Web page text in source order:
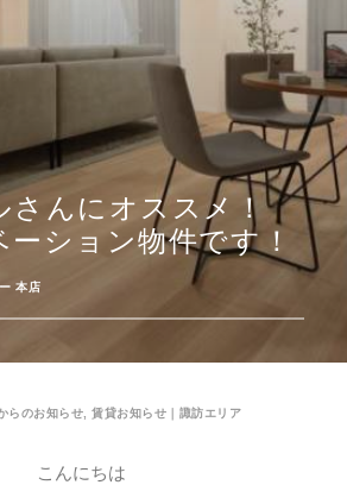
閲覧履歴
んにオススメ！
ション物件です！
本店
らのお知らせ 賃貸お知らせ｜諏訪エリア
こんにちは